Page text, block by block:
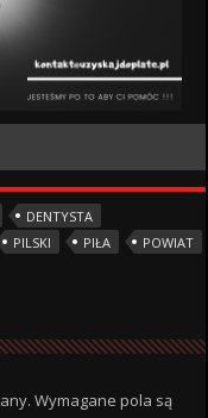
DENTYSTA
PILSKI PIŁA
POWIAT
Wymagane pola są